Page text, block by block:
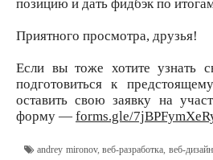
позицию и дать фидбэк по
Приятного просмотра, друзья!
Если вы тоже хотите узнать
подготовиться к
оставить свою заявку на
форму — forms.gle/
andrey mironov,веб-разработка, веб-дизайн